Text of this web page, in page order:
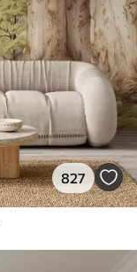
827